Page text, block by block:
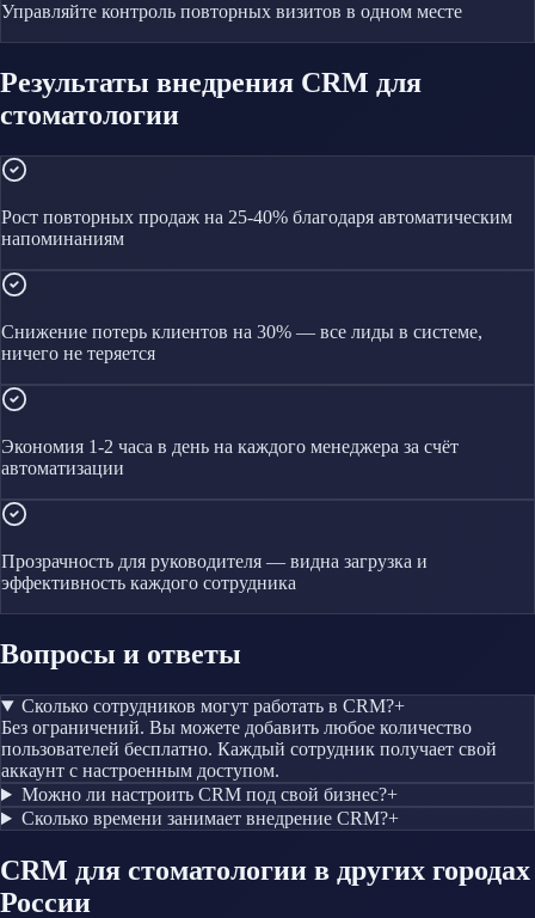
Управляйте контроль повторных визитов в одном месте
Результаты внедрения CRM для
стоматологии
Рост повторных продаж на 25-40% благодаря автоматическим
напоминаниям
Снижение потерь клиентов на 30% — все лиды в системе,
ничего не теряется
Экономия 1-2 часа в день на каждого менеджера за счёт
автоматизации
Прозрачность для руководителя — видна загрузка и
эффективность каждого сотрудника
Вопросы и ответы
Сколько сотрудников могут работать в CRM?+
Без ограничений. Вы можете добавить любое количество
пользователей бесплатно. Каждый сотрудник получает свой
аккаунт с настроенным доступом.
Можно ли настроить CRM под свой бизнес?+
Сколько времени занимает внедрение CRM?+
CRM для стоматологии в других городах
России